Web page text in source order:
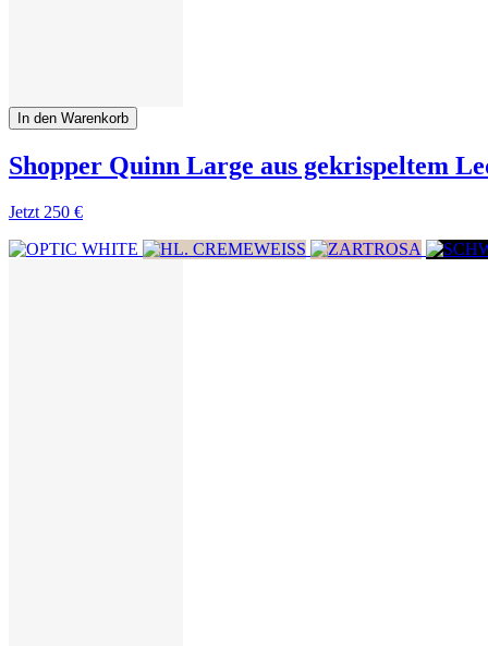
In den Warenkorb
Shopper Quinn Large aus gekrispeltem
Jetzt 250 €